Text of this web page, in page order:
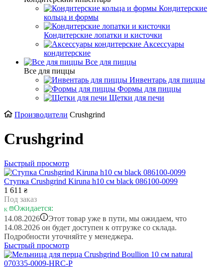
Кондитерские
кольца и формы
Кондитерские лопатки и кисточки
Аксессуары
кондитерские
Все для пиццы
Все для пиццы
Инвентарь для пиццы
Формы для пиццы
Щетки для печи
Производители Crushgrind
Crushgrind
Быстрый просмотр
Ступка Crushgrind Kiruna h10 см black 086100-0099
1 611 ₴
Под заказ
Ожидается:
14.08.2026 i
Этот товар уже в пути, мы ожидаем, что
14.08.2026 он будет доступен к отгрузке со склада.
Подробности уточняйте у менеджера.
Быстрый просмотр